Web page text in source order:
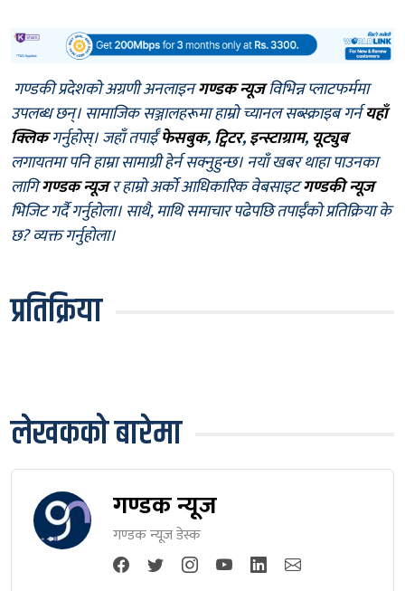
गण्डकी प्रदेशको अग्रणी अनलाइनगण्डक न्यूजविभिन्न प्लाटफर्ममा
उपलब्ध छन्। सामाजिक सञ्जालहरूमा हाम्रो च्यानल सब्स्क्राइब गर्नयहाँ
क्लिकगर्नुहोस्। जहाँ तपाईँफेसबुक,ट्विटर,इन्स्टाग्राम, यूट्युब
लगायतमा पनि हाम्रा सामाग्री हेर्न सक्नुहुन्छ। नयाँ खबर थाहा पाउनका
लागिगण्डक न्यूजर हाम्रो अर्को आधिकारिक वेबसाइटगण्डकी न्यूज
भिजिट गर्दै गर्नुहोला। साथै, माथि समाचार पढेपछि तपाईँको प्रतिक्रिया के
छ? व्यक्त गर्नुहोला।
प्रतिक्रिया
लेखकको बारेमा
गण्डक न्यूज
गण्डक न्यूज डेस्क